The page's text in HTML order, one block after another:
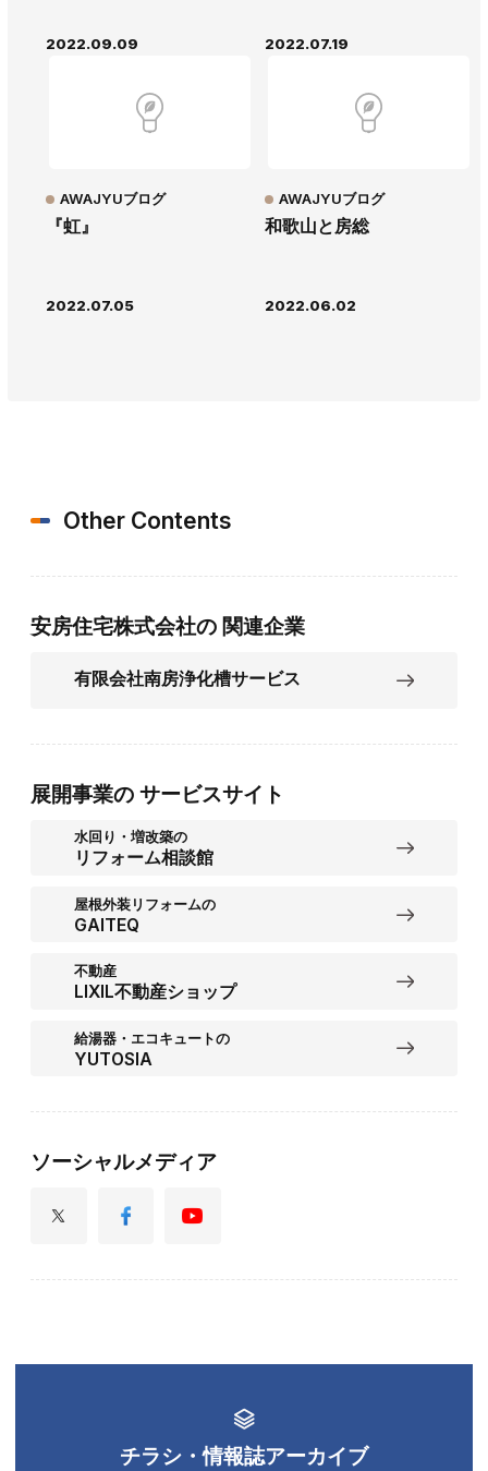
2022.09.09 2022.07.19
『虹』
AWAJYUブログ
2022.07.05
和歌山と房総
AWAJYUブログ
2022.06.02
Other Contents
安房住宅株式会社の 関連企業
有限会社南房浄化槽サービス
展開事業の サービスサイト
水回り・増改築の
リフォーム相談館
屋根外装リフォームの
GAITEQ
不動産
LIXIL不動産ショップ
給湯器・エコキュートの
YUTOSIA
ソーシャルメディア
チラシ・情報誌アーカイブ